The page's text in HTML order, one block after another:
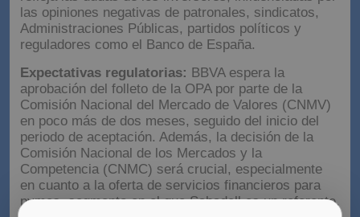
las opiniones negativas de patronales, sindicatos,
Administraciones Públicas, partidos políticos y
reguladores como el Banco de España.
Expectativas regulatorias: BBVA espera la
aprobación del folleto de la OPA por parte de la
Comisión Nacional del Mercado de Valores (CNMV)
en poco más de dos meses, seguido del inicio del
periodo de aceptación. Además, la decisión de la
Comisión Nacional de los Mercados y la
Competencia (CNMC) será crucial, especialmente
en cuanto a la oferta de servicios financieros para
pymes, segmento en el que Sabadell es un referente.